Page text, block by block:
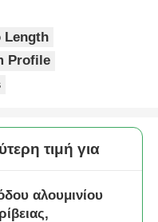
Length
Profile
τιμή για
αλουμινίου